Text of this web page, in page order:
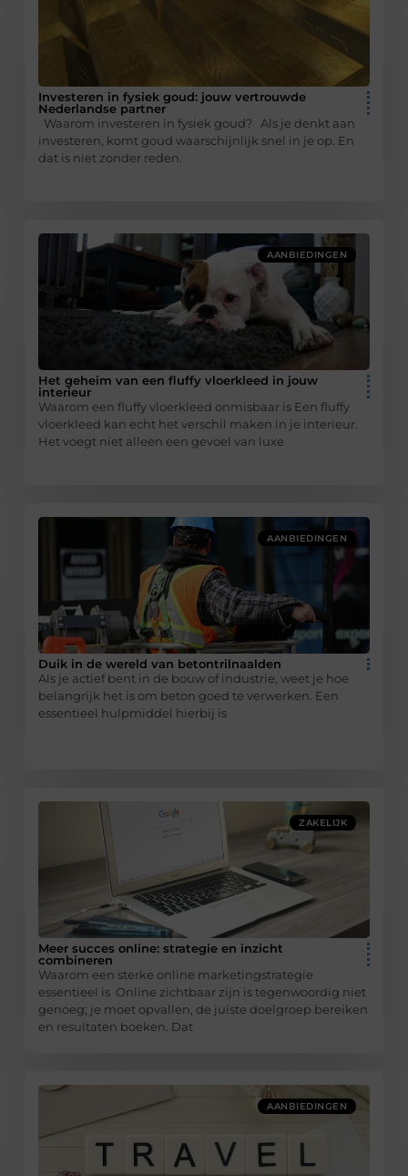
Investeren in fysiek goud: jouw vertrouwde
Nederlandse partner
Waarom investeren in fysiek goud? Als je denkt aan
investeren, komt goud waarschijnlijk snel in je op. En
dat is niet zonder reden.
AANBIEDINGEN
Het geheim van een fluffy vloerkleed in jouw
interieur
Waarom een fluffy vloerkleed onmisbaar is Een fluffy
vloerkleed kan echt het verschil maken in je interieur.
Het voegt niet alleen een gevoel van luxe
AANBIEDINGEN
Duik in de wereld van betontrilnaalden
Als je actief bent in de bouw of industrie, weet je hoe
belangrijk het is om beton goed te verwerken. Een
essentieel hulpmiddel hierbij is
ZAKELIJK
Meer succes online: strategie en inzicht
combineren
Waarom een sterke online marketingstrategie
essentieel is Online zichtbaar zijn is tegenwoordig niet
genoeg; je moet opvallen, de juiste doelgroep bereiken
en resultaten boeken. Dat
AANBIEDINGEN